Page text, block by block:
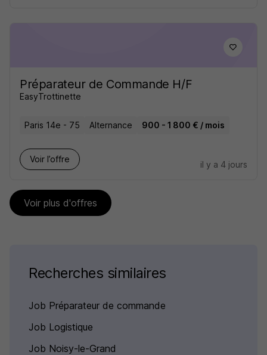
Préparateur de Commande H/F
EasyTrottinette
Paris 14e - 75 Alternance 900 - 1 800 € / mois
Voir l’offre
il y a 4 jours
Voir plus d'offres
Recherches similaires
Job Préparateur de commande
Job Logistique
Job Noisy-le-Grand